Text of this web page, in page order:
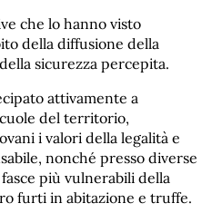
che lo hanno visto
della diffusione della
sicurezza percepita.
attivamente a
del territorio,
i valori della legalità e
nonché presso diverse
più vulnerabili della
furti in abitazione e truffe.